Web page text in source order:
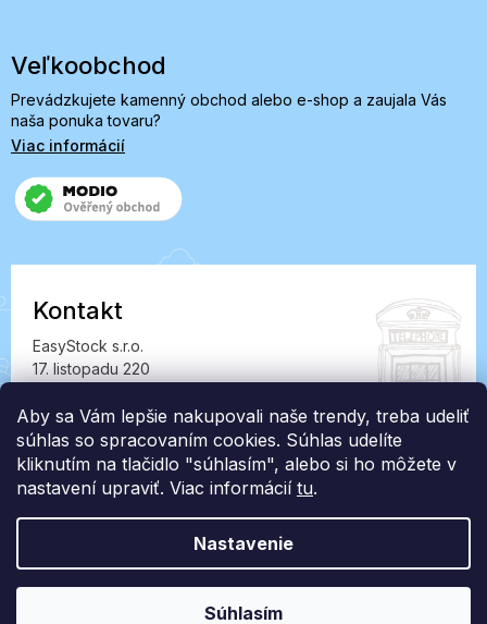
Aby sa Vám lepšie nakupovali naše trendy, treba udeliť
súhlas so spracovaním cookies. Súhlas udelíte
kliknutím na tlačidlo "súhlasím", alebo si ho môžete v
nastavení upraviť. Viac informácií tu.
Nastavenie
Súhlasím
Veľkoobchod
Prevádzkujete kamenný obchod alebo e-shop a zaujala Vás
naša ponuka tovaru?
Viac informácií
Kontakt
EasyStock s.r.o.
17. listopadu 220
IČ: 07727402, DIČ: CZ07727402
info@londonclub.sk